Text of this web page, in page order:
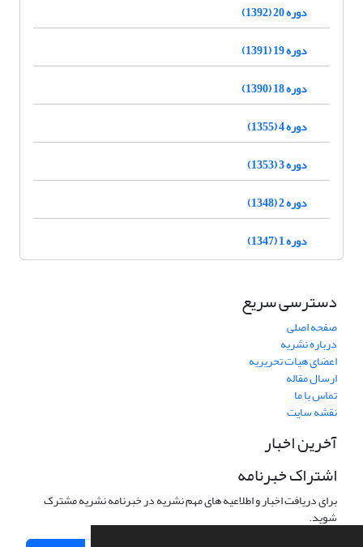
دوره 20 (1392)
دوره 19 (1391)
دوره 18 (1390)
دوره 4 (1355)
دوره 3 (1353)
دوره 2 (1348)
دوره 1 (1347)
دسترسی سریع
صفحه اصلی
درباره نشریه
اعضای هیات تحریریه
ارسال مقاله
تماس با ما
نقشه سایت
آخرین اخبار
اشتراک خبرنامه
برای دریافت اخبار و اطلاعیه های مهم نشریه در خبرنامه نشریه مشترک
شوید.